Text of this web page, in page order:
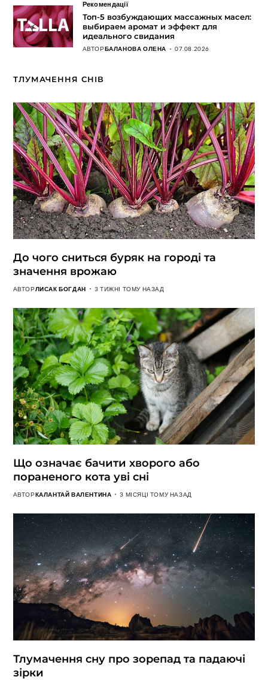
Рекомендації
Топ-5 возбуждающих массажных масел:
выбираем аромат и эффект для
идеального свидания
АВТОРБАЛАНОВА ОЛЕНА 07.08.2026
ТЛУМАЧЕННЯ СНІВ
До чого сниться буряк на городі та
значення врожаю
АВТОРЛИСАК БОГДАН 3 ТИЖНІ ТОМУ НАЗАД
Що означає бачити хворого або
пораненого кота уві сні
АВТОРКАЛАНТАЙ ВАЛЕНТИНА 3 МІСЯЦІ ТОМУ НАЗАД
Тлумачення сну про зорепад та падаючі
зірки